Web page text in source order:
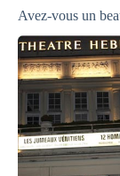
Avez-vous un